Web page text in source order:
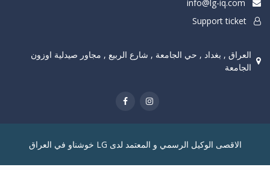
العراق , بغداد , حي الجامعة , شارع الربيع , مجاور صيدلية اوزون
الجامعة
الاقصى الوكيل الرسمي و المعتمد لدى LG خوشناو في العراق